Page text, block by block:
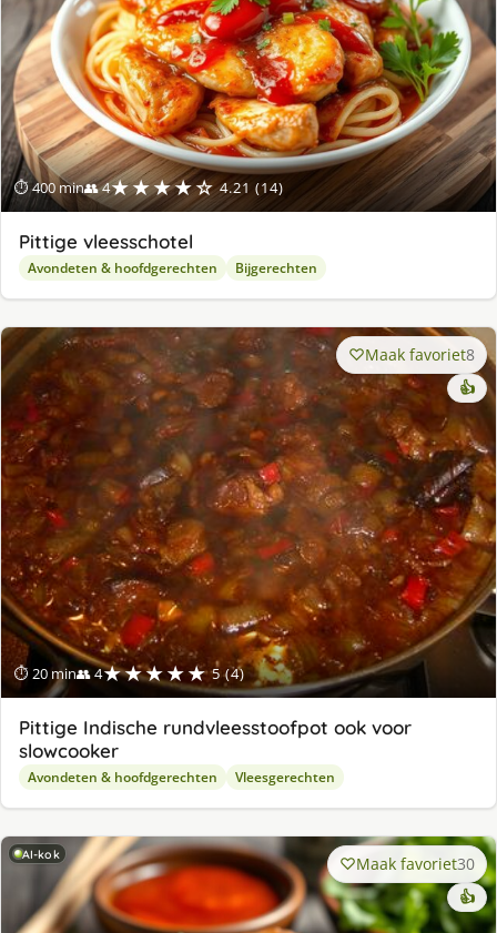
⏱ 400 min👥 4★★★★☆ 4.21 (14)
Pittige vleesschotel
Avondeten & hoofdgerechten Bijgerechten
⏱ 20 min👥 4★★★★★ 5 (4)
Maak favoriet8
👍
Pittige Indische rundvleesstoofpot ook voor
slowcooker
Avondeten & hoofdgerechten Vleesgerechten
AI-kok Maak favoriet30
👍